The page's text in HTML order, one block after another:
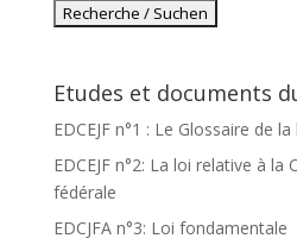
Etudes et documents
EDCEJF n°1 : Le Glossaire de
EDCEJF n°2: La loi relative à
fédérale
EDCJFA n°3: Loi fondamentale